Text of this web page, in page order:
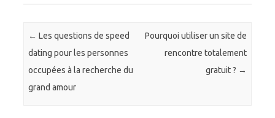
Navigation des articles
← Les questions de speed
dating pour les personnes
occupées à la recherche du
grand amour
Pourquoi utiliser un site de
rencontre totalement
gratuit ? →